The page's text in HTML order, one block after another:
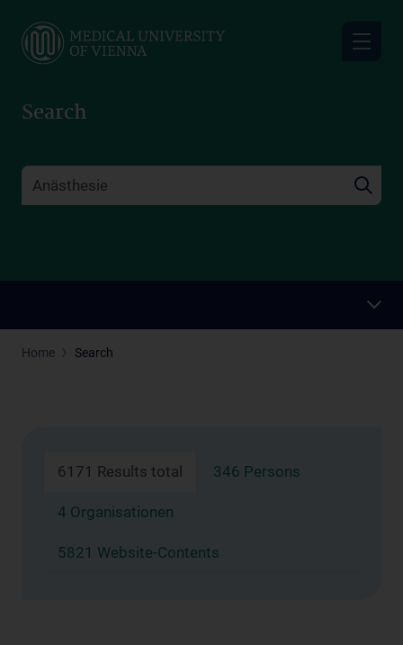
main
Search
Home Search
6171 Results total 346 Persons
4 Organisationen
5821 Website-Contents